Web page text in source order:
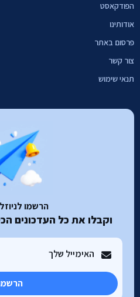
הפודקאסט
אודותינו
פרסום באתר
צור קשר
תנאי שימוש
הרשמו
וקבלו את כל העדכונים